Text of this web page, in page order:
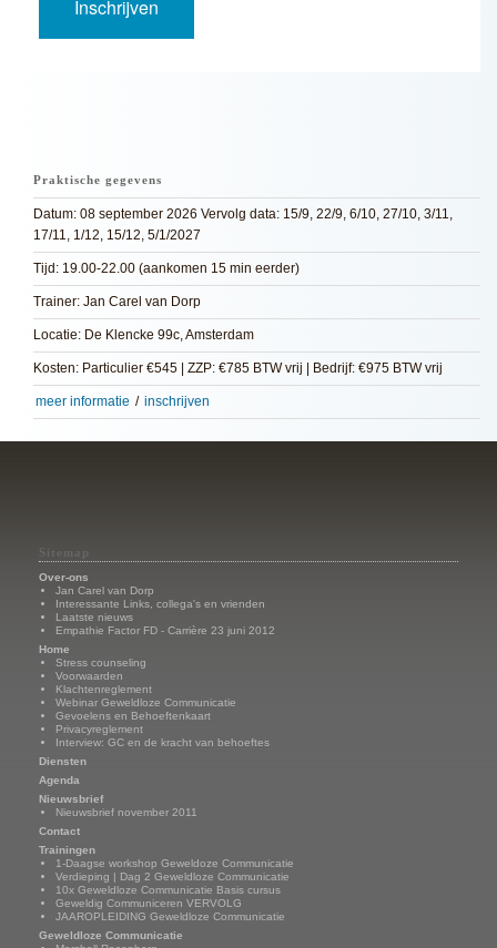
Praktische gegevens
Datum: 08 september 2026 Vervolg data: 15/9, 22/9, 6/10, 27/10, 3/11,
17/11, 1/12, 15/12, 5/1/2027
Tijd: 19.00-22.00 (aankomen 15 min eerder)
Trainer: Jan Carel van Dorp
Locatie: De Klencke 99c, Amsterdam
Kosten: Particulier €545 | ZZP: €785 BTW vrij | Bedrijf: €975 BTW vrij
meer informatie / inschrijven
Sitemap
Over-ons
Jan Carel van Dorp
Interessante Links, collega's en vrienden
Laatste nieuws
Empathie Factor FD - Carrière 23 juni 2012
Home
Stress counseling
Voorwaarden
Klachtenreglement
Webinar Geweldloze Communicatie
Gevoelens en Behoeftenkaart
Privacyreglement
Interview: GC en de kracht van behoeftes
Diensten
Agenda
Nieuwsbrief
Nieuwsbrief november 2011
Contact
Trainingen
1-Daagse workshop Geweldoze Communicatie
Verdieping | Dag 2 Geweldloze Communicatie
10x Geweldloze Communicatie Basis cursus
Geweldig Communiceren VERVOLG
JAAROPLEIDING Geweldloze Communicatie
Geweldloze Communicatie